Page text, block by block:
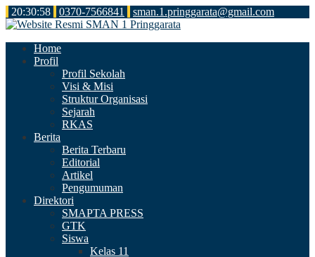
20:30:59 0370-7566841 sman.1.pringgarata@gmail.com
Home
Profil
Profil Sekolah
Visi & Misi
Struktur Organisasi
Sejarah
RKAS
Berita
Berita Terbaru
Editorial
Artikel
Pengumuman
Direktori
SMAPTA PRESS
GTK
Siswa
Kelas 11